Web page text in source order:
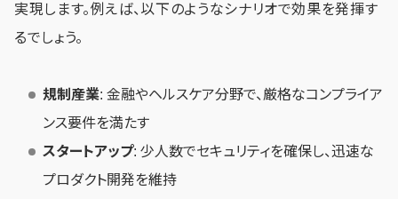
実現します。例えば、以下のようなシナリオで効果を発揮す
るでしょう。
規制産業: 金融やヘルスケア分野で、厳格なコンプライア
ンス要件を満たす
スタートアップ: 少人数でセキュリティを確保し、迅速な
プロダクト開発を維持